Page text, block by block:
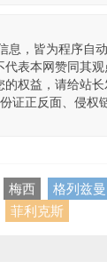
息，皆为程序自
表本网赞同其
权益，请给站
证正反面、侵权
梅西 格列兹曼
菲利克斯